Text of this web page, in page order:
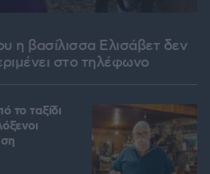
η βασίλισσα Ελισάβετ δεν
στο τηλέφωνο
το ταξίδι